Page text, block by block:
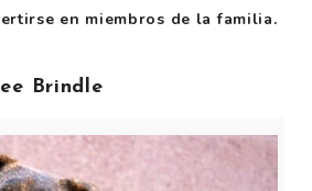
en miembros de la familia.
Brindle